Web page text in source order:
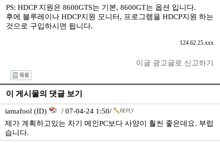
PS: HDCP 지원은 8600GTS는 기본, 8600GT는 옵션 입니다.
후에 블루레이나 HDCP지원 모니터, 프로그램을 HDCP지원 하는
것으로 구입하시면 됩니다.
124.62.25.xxx
이글 광고글로 신고하기
이 게시물의 댓글 보기
iamafool (ID)
/ 07-04-24 1:50/
제가 계획하고있는 차기 메인PC보다 사양이 훨씬 좋은데요. 부럽
습니다.